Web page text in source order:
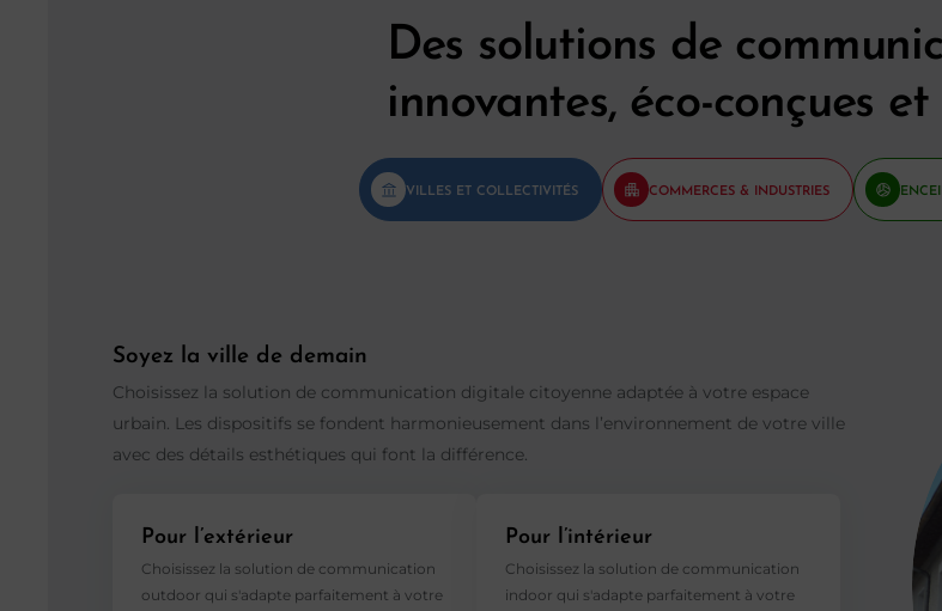
Des solutions de
innovantes, éco-conçues
VILLES ET COLLECTIVITÉS COMMERCES & INDUSTRIES
Soyez la ville de demain
Choisissez la solution de communication digitale citoyenne adaptée à votre espace
urbain. Les dispositifs se fondent harmonieusement dans l’environnement de votre ville
avec des détails esthétiques qui font la différence.
Pour l’extérieur
Choisissez la solution de communication
outdoor qui s'adapte parfaitement à votre
Pour l’intérieur
Choisissez la solution de communication
indoor qui s'adapte parfaitement à votre